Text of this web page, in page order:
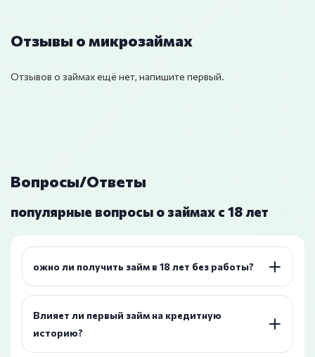
Отзывы о микрозаймах
Отзывов о займах ещё нет, напишите первый.
Вопросы/Ответы
популярные вопросы о займах с 18 лет
ожно ли получить займ в 18 лет без работы?
Влияет ли первый займ на кредитную
историю?